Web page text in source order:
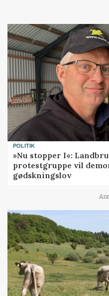
POLITIK
»Nu stopper I«:
protestgruppe vil
gødskningslov